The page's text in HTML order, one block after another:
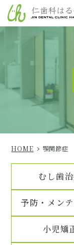
HOME 顎関節症
むし歯
予防・メン
小児矯